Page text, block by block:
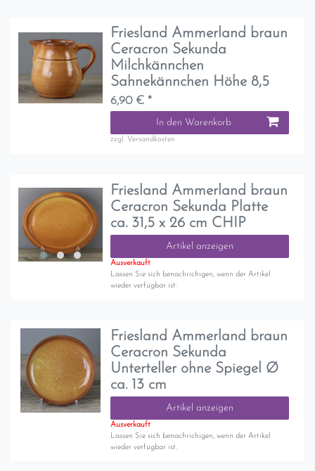
Friesland Ammerland braun
Ceracron Sekunda
Milchkännchen
Sahnekännchen Höhe 8,5
6,90 € *
In den Warenkorb
zzgl. Versandkosten
Friesland Ammerland braun
Ceracron Sekunda Platte
ca. 31,5 x 26 cm CHIP
Artikel anzeigen
Ausverkauft
Lassen Sie sich benachrichigen, wenn der Artikel
wieder verfügbar ist.
Friesland Ammerland braun
Ceracron Sekunda
Unterteller ohne Spiegel Ø
ca. 13 cm
Artikel anzeigen
Ausverkauft
Lassen Sie sich benachrichigen, wenn der Artikel
wieder verfügbar ist.